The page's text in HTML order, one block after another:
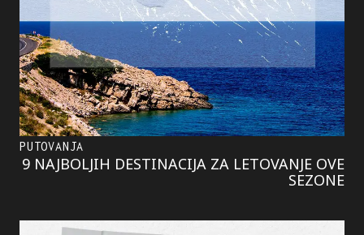
PUTOVANJA
9 NAJBOLJIH DESTINACIJA ZA LETOVANJE OVE
SEZONE